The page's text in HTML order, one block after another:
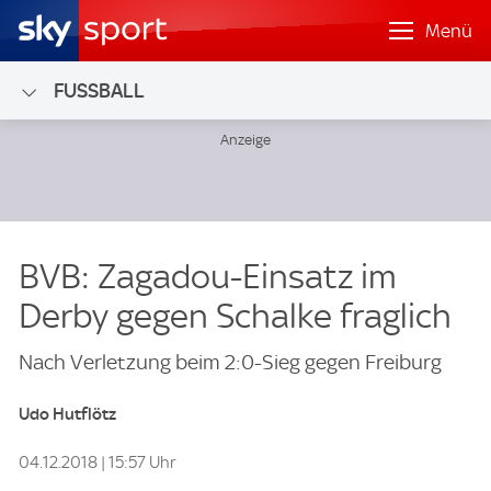
Menü
FUSSBALL
BVB: Zagadou-Einsatz im
Derby gegen Schalke fraglich
Nach Verletzung beim 2:0-Sieg gegen Freiburg
Udo Hutflötz
04.12.2018 | 15:57 Uhr